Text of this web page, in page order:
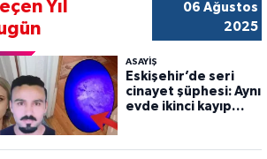
Yıl
06 Ağustos
2025
ASAYİŞ
Eskişehir’de seri
cinayet şüphesi: Aynı
evde ikinci kayıp